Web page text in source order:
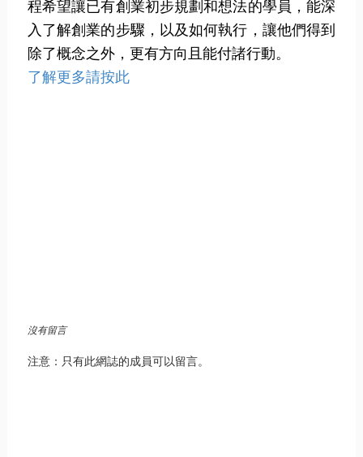
程希望讓已有創業初步規劃和想法的學員，能深
入了解創業的步驟，以及如何執行，讓他們得到
除了概念之外，更有方向且能付諸行動。
了解更多請按此
沒有留言
注意：只有此網誌的成員可以留言。